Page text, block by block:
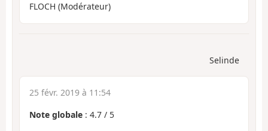
FLOCH (Modérateur)
Selinde
25 févr. 2019 à 11:54
Note globale : 4.7 / 5